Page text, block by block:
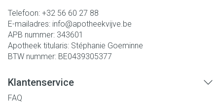
Telefoon: +32 56 60 27 88
E-mailadres: info@apotheekvijve.be
APB nummer: 343601
Apotheek titularis: Stéphanie Goeminne
BTW nummer: BE0439305377
Klantenservice
FAQ